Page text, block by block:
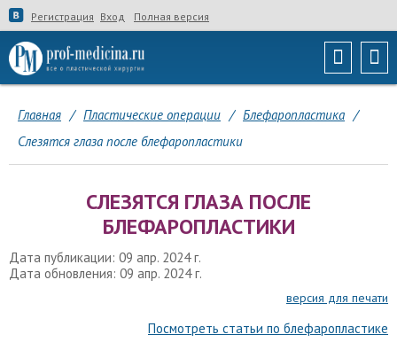
Регистрация Вход Полная версия
Главная / Пластические операции / Блефаропластика /
Слезятся глаза после блефаропластики
СЛЕЗЯТСЯ ГЛАЗА ПОСЛЕ
БЛЕФАРОПЛАСТИКИ
Дата публикации: 09 апр. 2024 г.
Дата обновления: 09 апр. 2024 г.
версия для печати
Посмотреть статьи по блефаропластике